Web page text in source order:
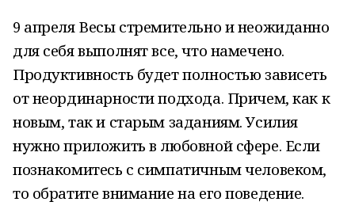
9 апреля Весы стремительно и неожиданно
для себя выполнят все, что намечено.
Продуктивность будет полностью зависеть
от неординарности подхода. Причем, как к
новым, так и старым заданиям. Усилия
нужно приложить в любовной сфере. Если
познакомитесь с симпатичным человеком,
то обратите внимание на его поведение.